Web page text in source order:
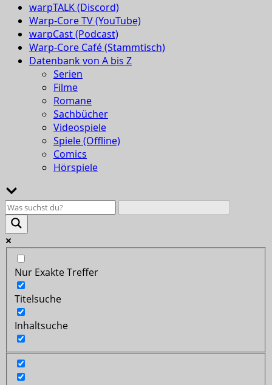
warpTALK (Discord)
Warp-Core TV (YouTube)
warpCast (Podcast)
Warp-Core Café (Stammtisch)
Datenbank von A bis Z
Serien
Filme
Romane
Sachbücher
Videospiele
Spiele (Offline)
Comics
Hörspiele
Nur Exakte Treffer
Titelsuche
Inhaltsuche